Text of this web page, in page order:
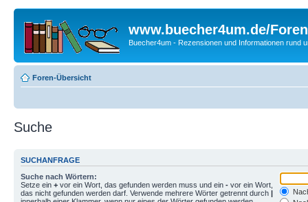
www.buecher4um.de/Foren
Buecher4um - Rezensionen und Informationen rund
Foren-Übersicht
Suche
SUCHANFRAGE
Suche nach Wörtern:
Setze ein + vor ein Wort, das gefunden werden muss und ein - vor ein Wort,
das nicht gefunden werden darf. Verwende mehrere Wörter getrennt durch |